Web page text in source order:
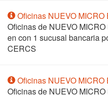
Oficinas NUEVO
Oficinas de NUEVO
en con 1 sucusal bancaria
CERCS
Oficinas NUEVO MICRO
Oficinas de NUEVO